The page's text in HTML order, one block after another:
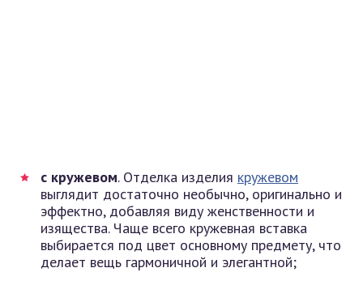
с кружевом. Отделка изделия кружевом
выглядит достаточно необычно, оригинально и
эффектно, добавляя виду женственности и
изящества. Чаще всего кружевная вставка
выбирается под цвет основному предмету, что
делает вещь гармоничной и элегантной;